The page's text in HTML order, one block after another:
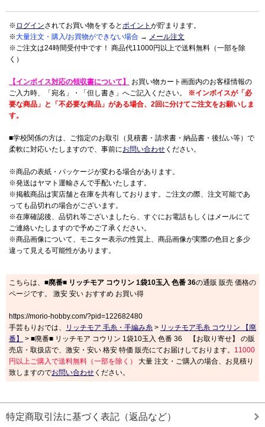
※ ログインされてお買い物をすると ポイント が貯まります。
※大量注文・購入/お買物ができない場合 → メール注文
※ご注文は24時間受付中です！ 商品代11000円以上で送料無料（一部を除
く）
【インボイス対応の領収書について】
お買い物カート画面内のお客様情報の
ご入力時、「宛名」・「但し書き」へご記入ください。 ※インボイスが「必
要な商品」と「不必要な商品」がある場合、2回に分けてご注文をお願いしま
す。
■学校関係の方は、ご指定のお取引（見積書・請求書・納品書・後払い等）で
柔軟に対応いたしますので、事前にお問い合わせ ください。
※商品の表紙・パッケージが変わる場合があります。
※発送はヤマト運輸さんで手配いたします。
※掲載商品は実店舗と在庫を共有しております。ご注文の際、注文可能であ
っても品切れの場合がございます。
※在庫確認後、品切れ等ございましたら、すぐにお電話もしくはメールにて
ご連絡いたしますので予めご了承ください。
※商品画像について、モニター表示の性質上、商品画像が実際の色目と多少
違って見える可能性があります。
こちらは、 ■廃番■ リッチモア コウリン 1袋10玉入 色番 36の通販 販売 価格の
ページです。 激安 安い おすすめ お買い得
https://morio-hobby.com/?pid=122682480
手芸もりおでは、
リッチモア 毛糸・手編み糸 > リッチモア毛糸 コウリン 【廃
番】
> ■廃番■ リッチモア コウリン 1袋10玉入 色番 36 【お取り寄せ】 の販
売店・取扱店で、激安・安い 格安 特価 販売にてお届けしております。 11000
円以上ご購入で送料無料（一部を除く）
大量 注文・ご購入の場合、お見積り
致しますのでお問い合わせ ください。
特定商取引法に基づく表記（返品など）